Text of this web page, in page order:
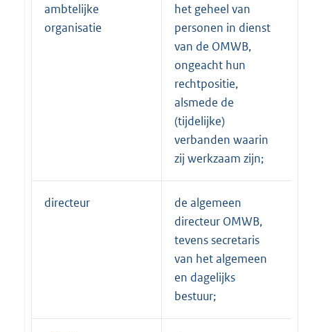
ambtelijke
organisatie
het geheel van
personen in dienst
van de OMWB,
ongeacht hun
rechtpositie,
alsmede de
(tijdelijke)
verbanden waarin
zij werkzaam zijn;
directeur
de algemeen
directeur OMWB,
tevens secretaris
van het algemeen
en dagelijks
bestuur;